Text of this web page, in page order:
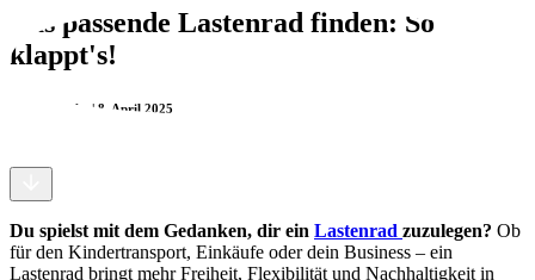
Das passende Lastenrad finden: So
klappt's!
Svenja Bobbe | 8. April 2025
Du spielst mit dem Gedanken, dir ein Lastenrad zuzulegen? Ob
für den Kindertransport, Einkäufe oder dein Business – ein
Lastenrad bringt mehr Freiheit, Flexibilität und Nachhaltigkeit in